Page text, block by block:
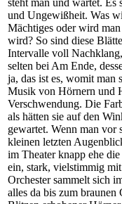
steht man und wartet.
und Ungewißheit. Was
Mächtiges oder wird
wird? So sind diese
Intervalle voll
selten bei Am Ende,
ja, das ist es, womit man
Musik von Hörnern und
Verschwendung. Die
als hätten sie auf den
gewartet. Wenn man vor
kleinen letzten
im Theater knapp ehe
ein, stark, vielstimmig
Orchester sammelt sich
alles da bis zum braunen